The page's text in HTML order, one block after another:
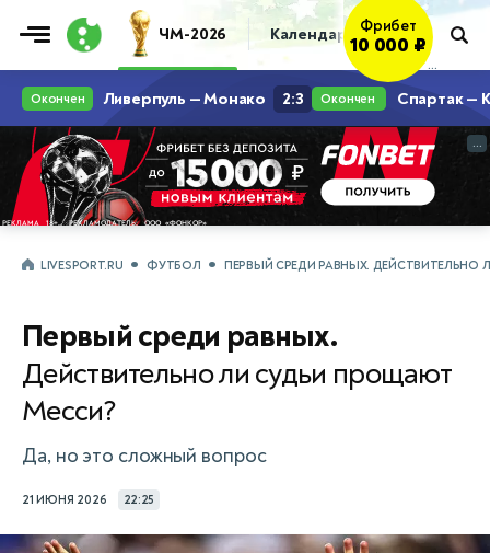
ЧМ-2026 Календарь Таблица
Фрибет
10 000 ₽
...
...
LIVESPORT.RU ФУТБОЛ ПЕРВЫЙ СРЕДИ РАВНЫХ.
Первый среди равных.
Действительно ли судьи прощают
Месси?
Да, но это сложный вопрос
21 ИЮНЯ 2026 22:25